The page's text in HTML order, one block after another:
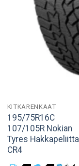
KITKARENKAAT
195/75R16C
107/105R Nokian
Tyres Hakkapeliitta
CR4